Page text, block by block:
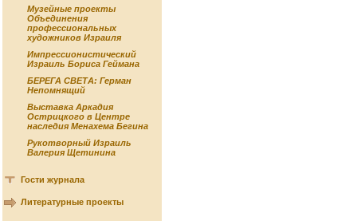
Музейные проекты
Объединения
профессиональных
художников Израиля
Импрессионистический
Израиль Бориса Геймана
БЕРЕГА СВЕТА: Герман
Непомнящий
Выставка Аркадия
Острицкого в Центре
наследия Менахема Бегина
Рукотворный Израиль
Валерия Щетинина
Гости журнала
Литературные проекты